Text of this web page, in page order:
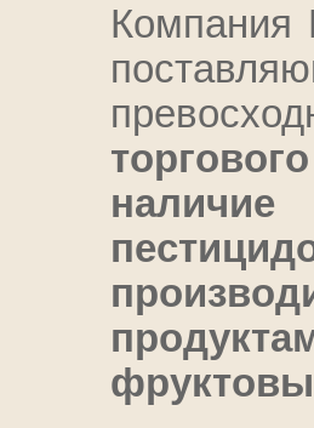
Компания